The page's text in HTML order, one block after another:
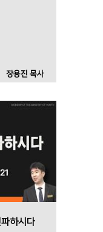
장용진 목사
하시다